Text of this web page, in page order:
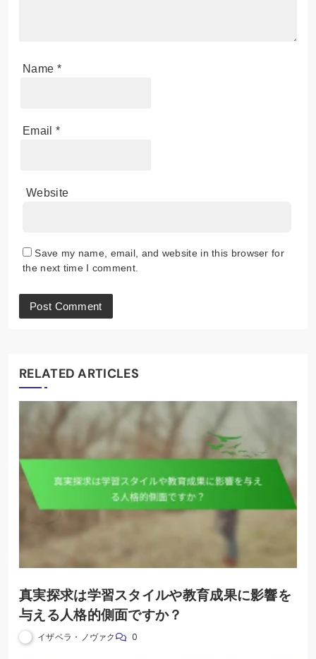
Name *
Email *
Website
Save my name, email, and website in this browser for
the next time I comment.
RELATED ARTICLES
真実探求は学習スタイルや教育成果に影響を
与える人格的側面ですか？
イザベラ・ノヴァク 0